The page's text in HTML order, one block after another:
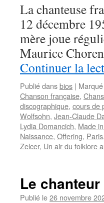
La chanteuse
12 décembre
mère joue
Maurice
Continuer la
Publié dansbios |
Chanson française,
discographique, cours de
Wolfsohn, Jean-Claude
Lydia Domancich, Made
Naissance, Offering, Paris,
Zelcer, Un air du folklore
Le
Publié le26 novembre